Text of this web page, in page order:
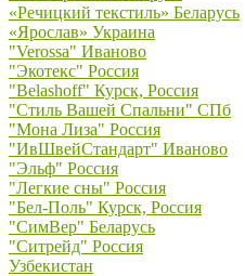
«Речицкий текстиль» Беларусь
«Ярослав» Украина
"Verossa" Иваново
"Экотекс" Россия
"Belashoff" Курск, Россия
"Стиль Вашей Спальни" СПб
"Мона Лиза" Россия
"ИвШвейСтандарт" Иваново
"Эльф" Россия
"Легкие сны" Россия
"Бел-Поль" Курск, Россия
"СимВер" Беларусь
"Ситрейд" Россия
Узбекистан